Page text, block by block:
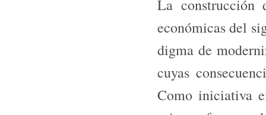
La construcción
económicas del
digma de
cuyas
Como iniciati­va